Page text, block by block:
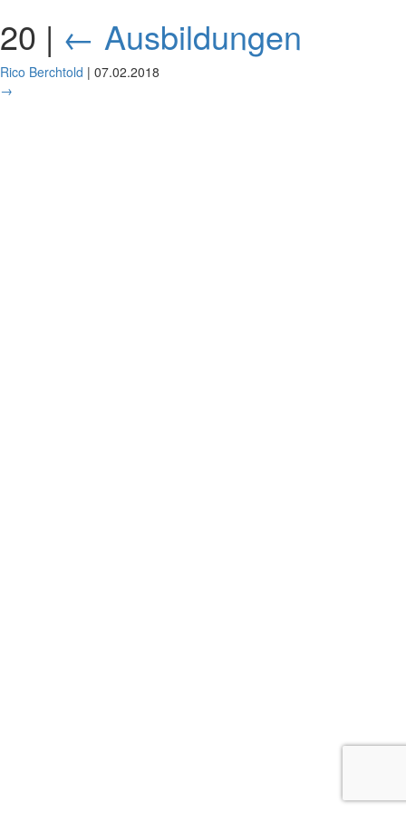
20 | ← Ausbildungen
Rico Berchtold | 07.02.2018
→